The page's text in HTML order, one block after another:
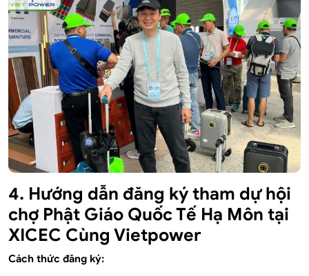
4. Hướng dẫn đăng ký tham dự hội
chợ Phật Giáo Quốc Tế Hạ Môn tại
XICEC Cùng Vietpower
Cách thức đăng ký: